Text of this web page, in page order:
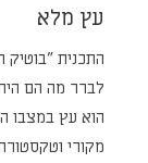
עץ מלא
התכנית
לברר מה הם
הוא עץ במצבו
מקורי